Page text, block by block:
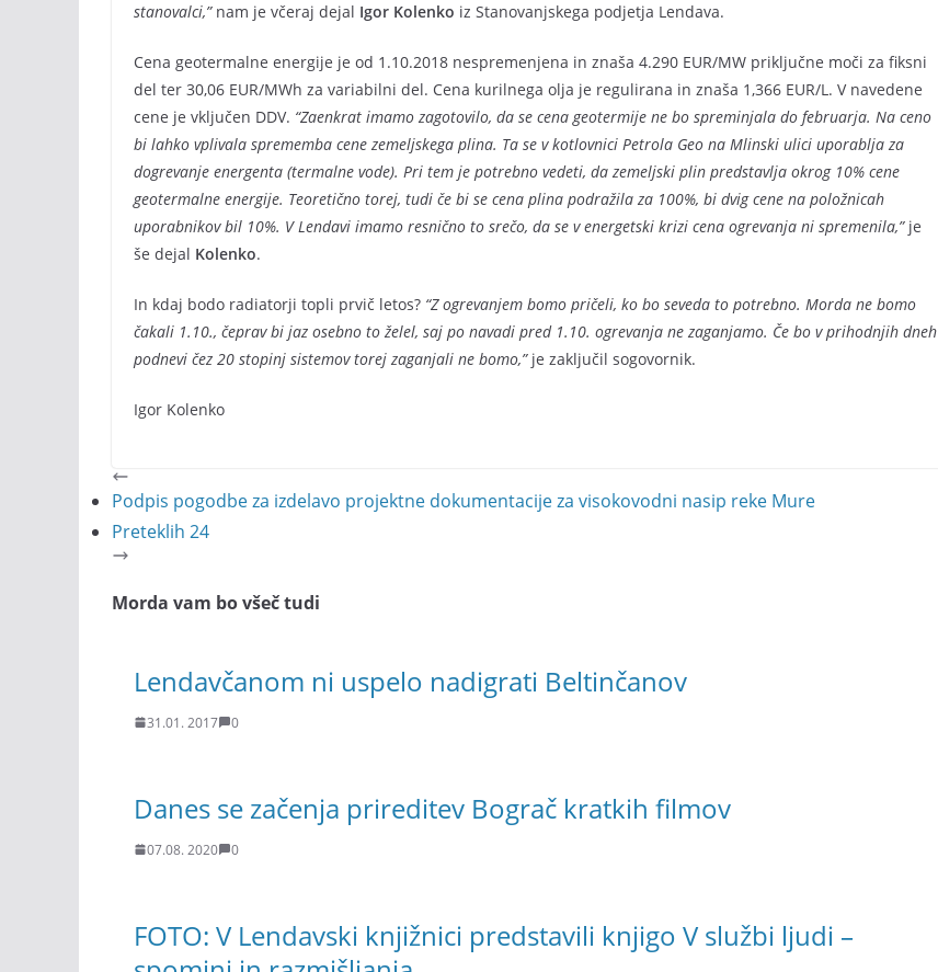
stanovalci,”nam je včeraj dejal Igor Kolenko iz Stanovanjskega podjetja Lendava.
Cena geotermalne energije je od 1.10.2018 nespremenjena in znaša 4.290 EUR/MW priključne moči za fiksni
del ter 30,06 EUR/MWh za variabilni del. Cena kurilnega olja je regulirana in znaša 1,366 EUR/L. V navedene
cene je vključen DDV. “Zaenkrat imamo zagotovilo, da se cena geotermije ne bo spreminjala do februarja. Na ceno
bi lahko vplivala sprememba cene zemeljskega plina. Ta se v kotlovnici Petrola Geo na Mlinski ulici uporablja za
dogrevanje energenta (termalne vode). Pri tem je potrebno vedeti, da zemeljski plin predstavlja okrog 10% cene
geotermalne energije. Teoretično torej, tudi če bi se cena plina podražila za 100%, bi dvig cene na položnicah
uporabnikov bil 10%. V Lendavi imamo resnično to srečo, da se v energetski krizi cena ogrevanja ni spremenila,”je
še dejal Kolenko.
In kdaj bodo radiatorji topli prvič letos? “Z ogrevanjem bomo pričeli, ko bo seveda to potrebno. Morda ne bomo
čakali 1.10., čeprav bi jaz osebno to želel, saj po navadi pred 1.10. ogrevanja ne zaganjamo. Če bo v prihodnjih dneh
podnevi čez 20 stopinj sistemov torej zaganjali ne bomo,”je zaključil sogovornik.
Igor Kolenko
Podpis pogodbe za izdelavo projektne dokumentacije za visokovodni nasip reke Mure
Preteklih 24
Morda vam bo všeč tudi
Lendavčanom ni uspelo nadigrati Beltinčanov
31.01. 2017 0
Danes se začenja prireditev Bograč kratkih filmov
07.08. 2020 0
FOTO: V Lendavski knjižnici predstavili knjigo V službi ljudi –